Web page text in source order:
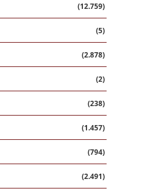
(12.759)
(5)
(2.878)
(2)
(238)
(1.457)
(794)
(2.491)